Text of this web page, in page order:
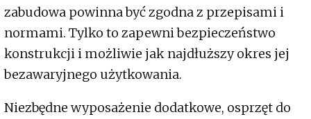
zabudowa powinna być zgodna z przepisami i
normami. Tylko to zapewni bezpieczeństwo
konstrukcji i możliwie jak najdłuższy okres jej
bezawaryjnego użytkowania.
Niezbędne wyposażenie dodatkowe, osprzęt do